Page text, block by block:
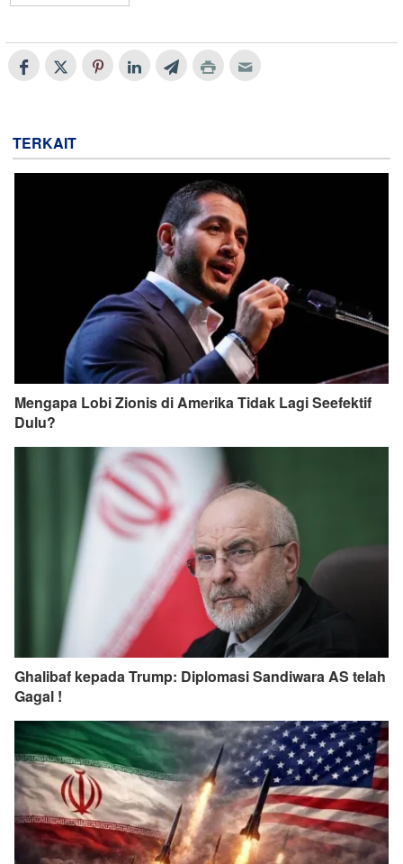
TERKAIT
Mengapa Lobi Zionis di Amerika Tidak Lagi Seefektif
Dulu?
Ghalibaf kepada Trump: Diplomasi Sandiwara AS telah
Gagal !